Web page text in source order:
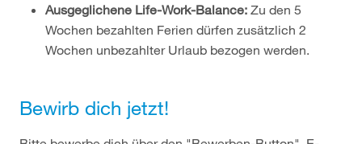
Ausgeglichene Life-Work-Balance: Zu den 5
Wochen bezahlten Ferien dürfen zusätzlich 2
Wochen unbezahlter Urlaub bezogen werden.
Bewirb dich jetzt!